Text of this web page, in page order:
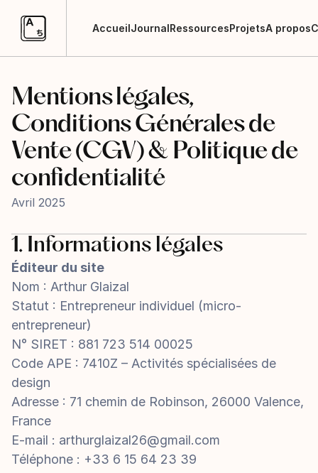
AccueilJournalRessourcesProjetsA propos
Mentions légales,
Conditions Générales de
Vente (CGV) & Politique de
confidentialité
Avril 2025
1. Informations légales
Éditeur du site
Nom : Arthur Glaizal
Statut : Entrepreneur individuel (micro-
entrepreneur)
N° SIRET : 881 723 514 00025
Code APE : 7410Z – Activités spécialisées de
design
Adresse : 71 chemin de Robinson, 26000 Valence,
France
E-mail : arthurglaizal26@gmail.com
Téléphone : +33 6 15 64 23 39